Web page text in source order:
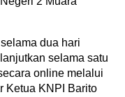
dua hari
selama satu
online melalui
Ketua KNPI Barito